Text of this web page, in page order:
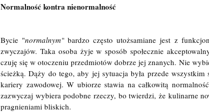
Normalność kontra nienormalność
Bycie "normalnym" bardzo często utożsamiane jest z
zwyczajów. Taka osoba żyje w sposób społecznie
czuję się w otoczeniu przedmiotów dobrze jej znanych. Nie
ścieżką. Dąży do tego, aby jej sytuacja była przede
kariery zawodowej. W ubiorze stawia na całkowitą
zazwyczaj wybiera podobne rzeczy, bo twierdzi, że kulinarne
pragnieniami bliskich.